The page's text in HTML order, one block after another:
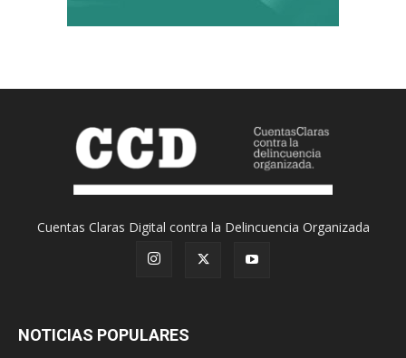
Cuentas Claras Digital contra la Delincuencia Organizada
NOTICIAS POPULARES